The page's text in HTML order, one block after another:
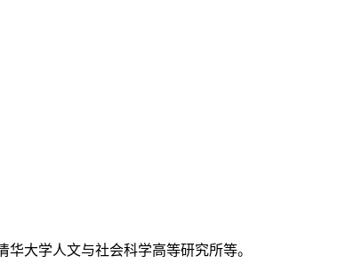
大学人文与社会科学高等研究所等。